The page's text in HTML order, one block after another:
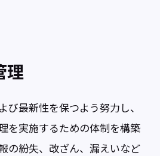
理
び最新性を保つよう努力し、
を実施するための体制を構築
の紛失、改ざん、漏えいなど